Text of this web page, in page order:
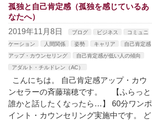
孤独と自己肯定感（孤独を感じているあ
なたへ）
2019年11月8日
ブログ ビジネス
コミュニ
ケーション
人間関係 姿勢 キャリア
自己肯定感
アップ・カウンセリング
自己肯定感が低い人の傾向
アダルト・チルドレン（AC）
こんにちは。 自己肯定感アップ・カウ
ンセラーの斉藤瑞穂です。 【ふらっと
誰かと話したくなったら…】 60分ワンポ
イント・カウンセリング実施中です。 ど